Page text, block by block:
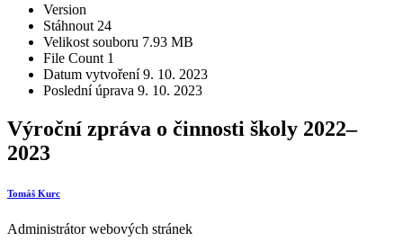
Version
Stáhnout 24
Velikost souboru 7.93 MB
File Count 1
Datum vytvoření9. 10. 2023
Poslední úprava 9. 10. 2023
Výroční zpráva o činnosti školy 2022–
2023
Tomáš Kurc
Administrátor webových stránek